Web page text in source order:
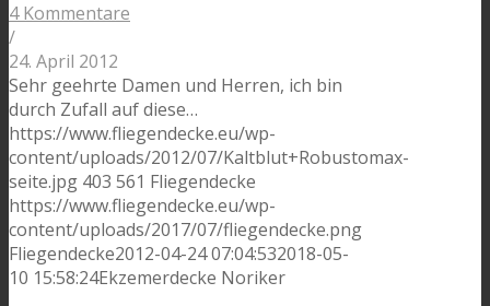
4 Kommentare
/
24. April 2012
Sehr geehrte Damen und Herren, ich bin
durch Zufall auf diese…
https://www.fliegendecke.eu/wp-
content/uploads/2012/07/Kaltblut+Robustomax-
seite.jpg 403 561 Fliegendecke
https://www.fliegendecke.eu/wp-
content/uploads/2017/07/fliegendecke.png
Fliegendecke2012-04-24 07:04:532018-05-
10 15:58:24Ekzemerdecke Noriker